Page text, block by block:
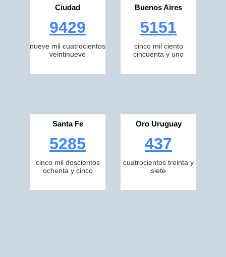
Ciudad
9429
nueve mil cuatrocientos
veintinueve
Buenos Aires
5151
cinco mil ciento
cincuenta y uno
Santa Fe
5285
cinco mil doscientos
ochenta y cinco
Oro Uruguay
437
cuatrocientos treinta y
siete